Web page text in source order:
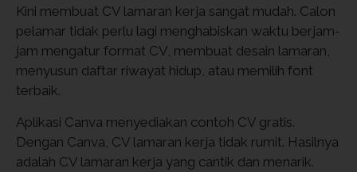
Kini membuat CV lamaran kerja sangat mudah. Calon
pelamar tidak perlu lagi menghabiskan waktu berjam-
jam mengatur format CV, membuat desain lamaran,
menyusun daftar riwayat hidup, atau memilih font
terbaik.
Aplikasi Canva menyediakan contoh CV gratis.
Dengan Canva, CV lamaran kerja tidak rumit. Hasilnya
adalah CV lamaran kerja yang cantik dan menarik.